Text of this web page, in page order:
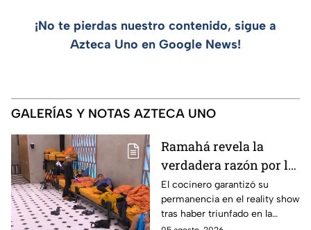
¡No te pierdas nuestro contenido, sigue a
Azteca Uno en Google News!
GALERÍAS Y NOTAS AZTECA UNO
Ramahá revela la
verdadera razón por la
que subió a Daniela al
balcón de MasterChef
24/7
El cocinero garantizó su
permanencia en el reality show
tras haber triunfado en la